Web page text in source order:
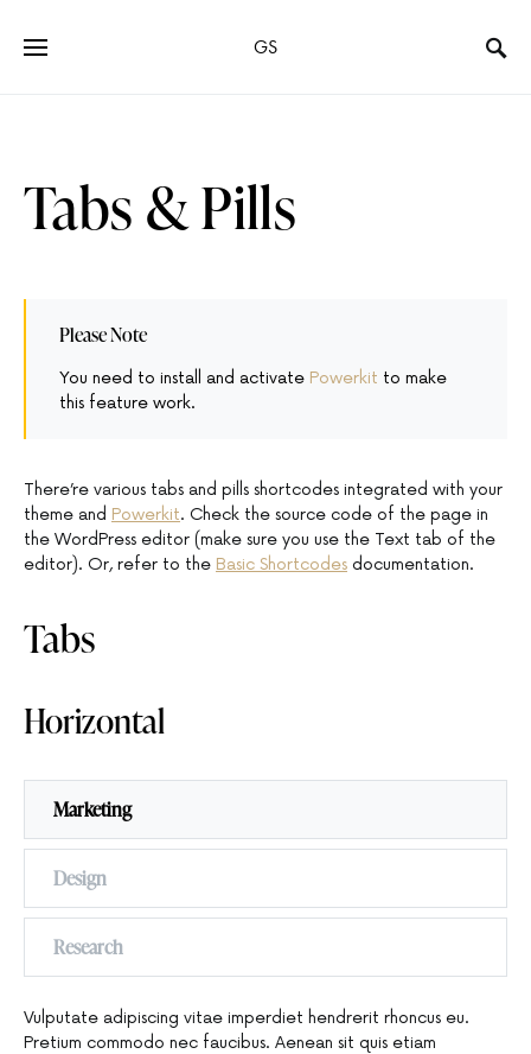
GS
Tabs & Pills
Please Note
You need to install and activate Powerkit to make
this feature work.
There’re various tabs and pills shortcodes integrated with your
theme and Powerkit. Check the source code of the page in
the WordPress editor (make sure you use the Text tab of the
editor). Or, refer to the Basic Shortcodes documentation.
Tabs
Horizontal
Marketing
Design
Research
Vulputate adipiscing vitae imperdiet hendrerit rhoncus eu.
Pretium commodo nec faucibus. Aenean sit quis etiam